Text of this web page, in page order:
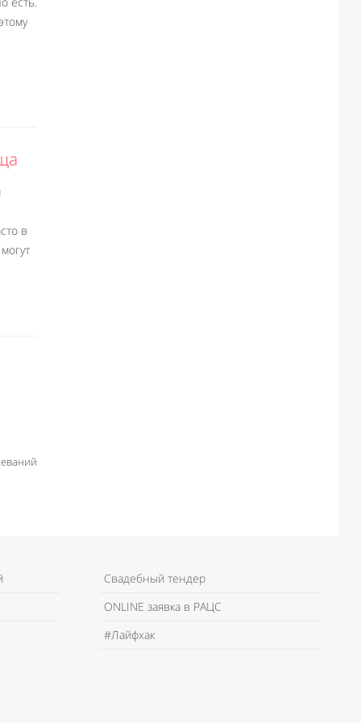
в
Свадебный тендер
ONLINE заявка в РАЦС
#Лайфхак